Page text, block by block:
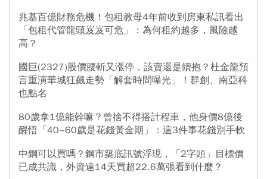
兆基百億財務危機！包租教母4年前收到房東私訊看出
「包租代管龍頭岌岌可危」：為何租約越多，風險越
高？
國巨(2327)股價腰斬又漲停，該賣還是續抱？杜金龍預
言重演華城狂飆走勢「解套時間曝光」！群創、南亞科
也點名
80歲拿1億能幹嘛？曾捨不得搭計程車，他身價8億後
醒悟「40~60歲是花錢黃金期」：這3件事花錢別手軟
中鋼可以買嗎？鋼市築底訊號浮現，「2字頭」目標價
已成共識，外資連14天買超22.6萬張看到什麼？